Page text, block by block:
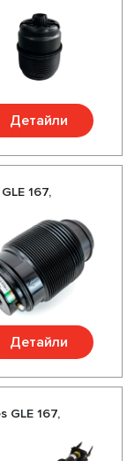
Детайли
167,
Детайли
GLE 167,